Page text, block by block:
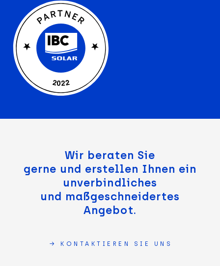
Wir beraten Sie
gerne und erstellen Ihnen ein
unverbindliches
und maßgeschneidertes
Angebot.
→ KONTAKTIEREN SIE UNS